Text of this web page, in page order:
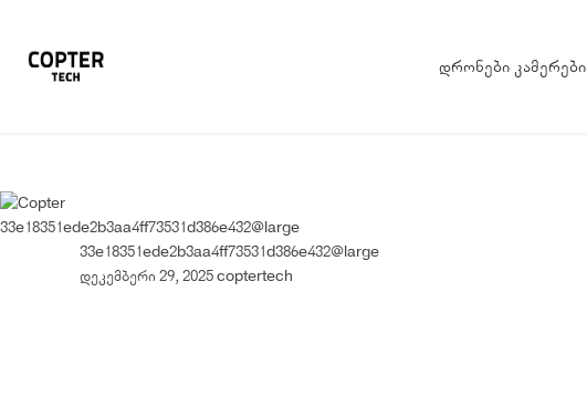
დრონები კამერები
33e18351ede2b3aa4ff73531d386e432@large
33e18351ede2b3aa4ff73531d386e432@large
დეკემბერი 29, 2025coptertech